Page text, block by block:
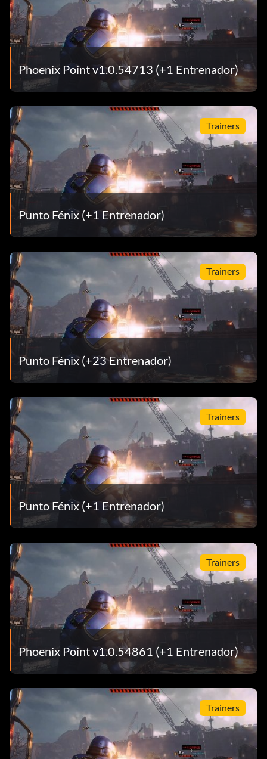
Phoenix Point v1.0.54713 (+1 Entrenador)
Trainers
Punto Fénix (+1 Entrenador)
Trainers
Punto Fénix (+23 Entrenador)
Trainers
Punto Fénix (+1 Entrenador)
Trainers
Phoenix Point v1.0.54861 (+1 Entrenador)
Trainers